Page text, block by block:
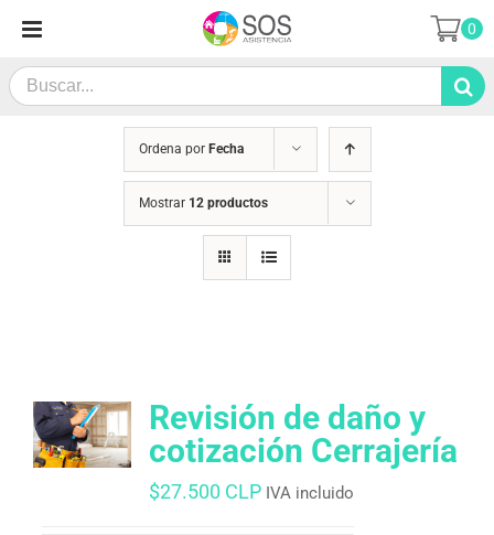
contenido
Search
for:
0
Ordena por Fecha
Mostrar 12 productos
Revisión de daño y
cotización Cerrajería
$27.500 CLP IVA incluido